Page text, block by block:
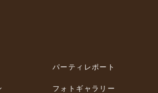
パーティレポート
フォトギャラリー